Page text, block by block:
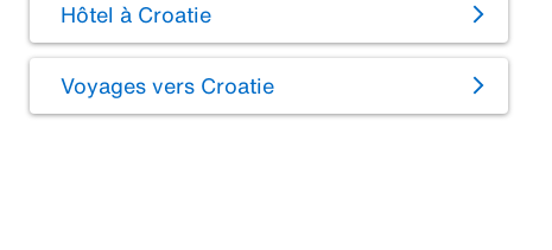
Hôtel à Croatie
Voyages vers Croatie